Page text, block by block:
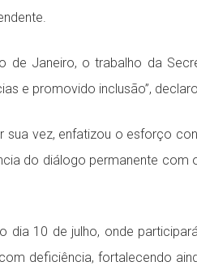
de Janeiro, o trabalho da
e promovido inclusão”,
sua vez, enfatizou o esforço
do diálogo permanente com
dia 10 de julho, onde
deficiência, fortalecendo